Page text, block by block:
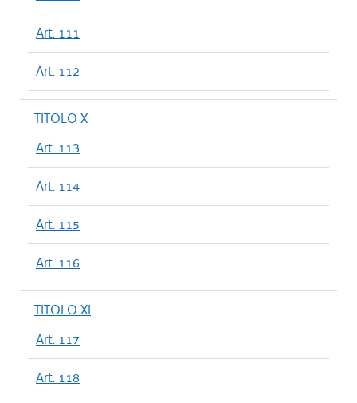
Art. 111
Art. 112
TITOLO X
Art. 113
Art. 114
Art. 115
Art. 116
TITOLO XI
Art. 117
Art. 118